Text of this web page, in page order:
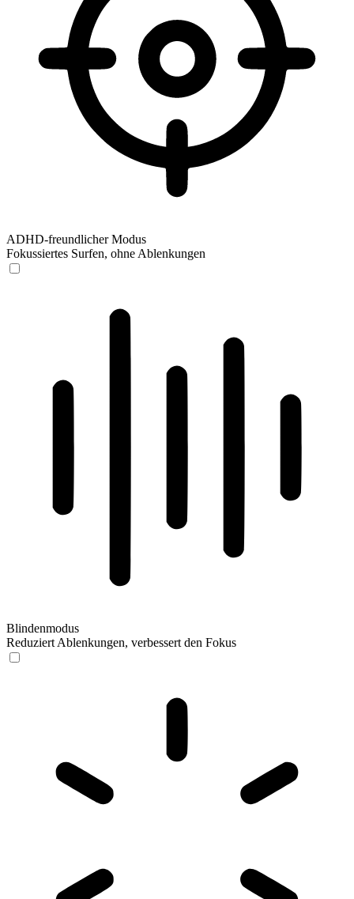
ADHD-freundlicher Modus
Fokussiertes Surfen, ohne Ablenkungen
Blindenmodus
Reduziert Ablenkungen, verbessert den Fokus